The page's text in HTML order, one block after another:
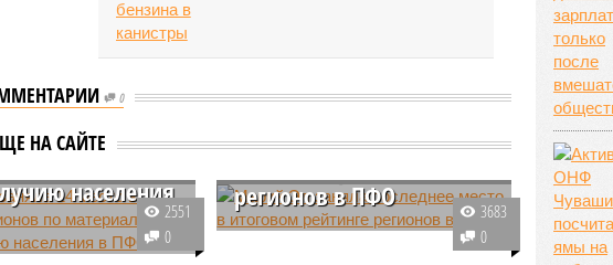
0
НА САЙТЕ
заняла 14
по
населения
аутсайдером в
2551
0
Марий Эл заняла
последнее место в
регионов в ПФО
Марий Эл признана абсолютным
аутсайдером итогового рейтинга
3683
0